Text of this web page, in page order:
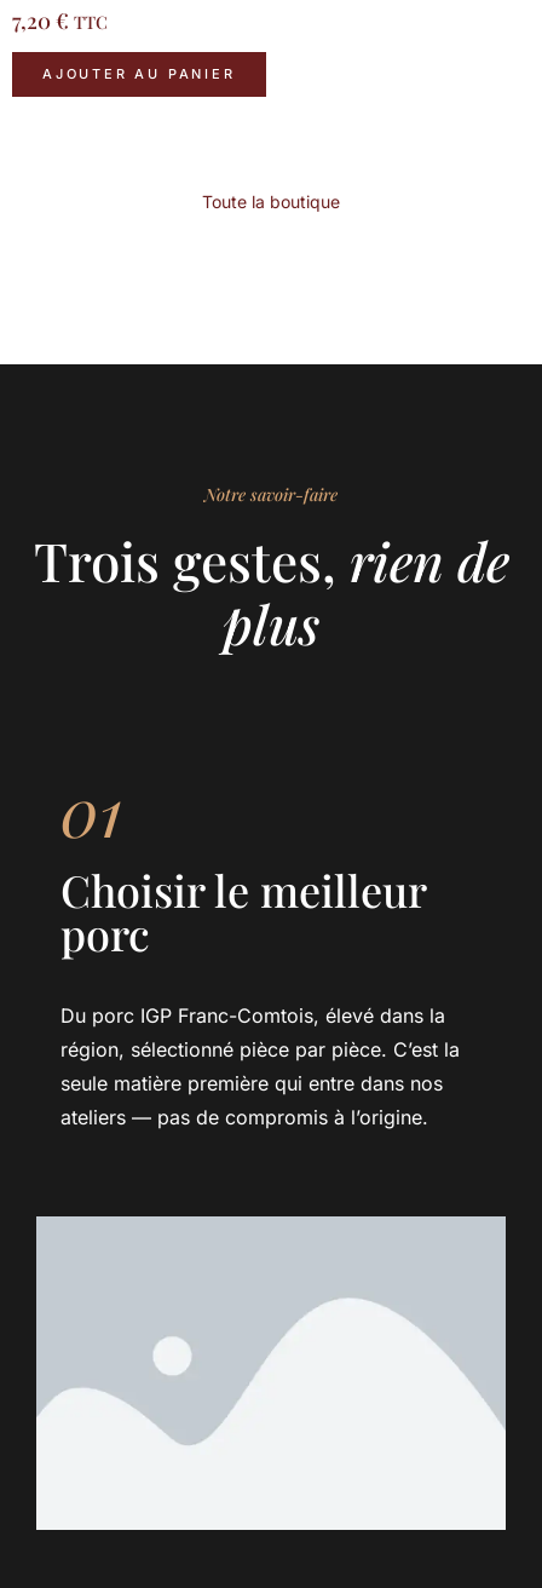
7,20€ TTC
AJOUTER AU PANIER
Toute la boutique
Notre savoir-faire
Trois gestes, rien de
plus
01
Choisir le meilleur
porc
Du porc IGP Franc-Comtois, élevé dans la
région, sélectionné pièce par pièce. C’est la
seule matière première qui entre dans nos
ateliers — pas de compromis à l’origine.